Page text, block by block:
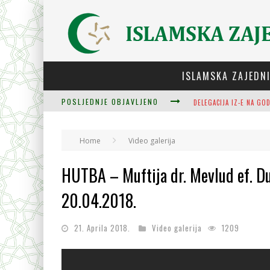
ISLAMSKA
POSLJEDNJE OBJAVLJENO
Home Video galerija
HUTBA – Muftija dr. Mevlud ef.
20.04.2018.
21. Aprila 2018. Video galerija 1209